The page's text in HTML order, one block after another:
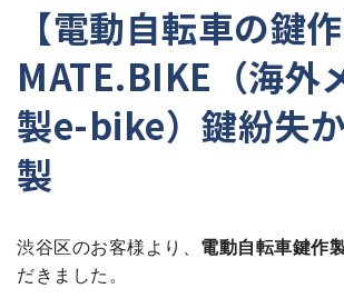
【電動自転車の鍵作
MATE.BIKE（海外
製e-bike）鍵紛失
製
渋谷区のお客様より、 電動自転車鍵作
だきました。